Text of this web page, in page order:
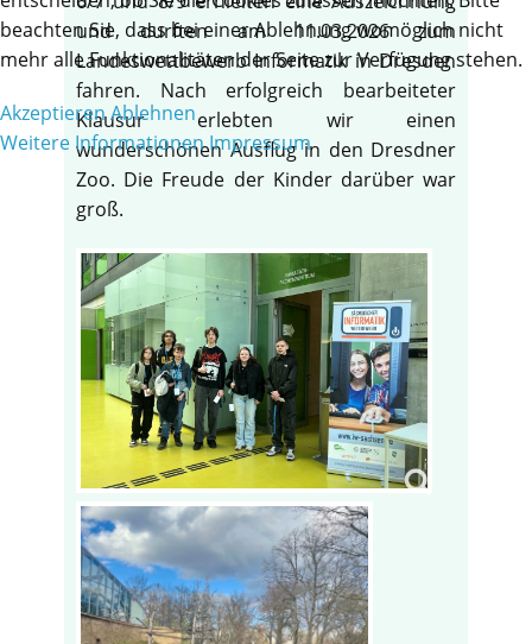
und durften am 11.03.2026 zum
Landeswettbewerb Informatik in Dresden
fahren. Nach erfolgreich bearbeiteter
Klausur erlebten wir einen
wunderschönen Ausflug in den Dresdner
Zoo. Die Freude der Kinder darüber war
groß.
beachten Sie, dass bei einer Ablehnung womöglich nicht
mehr alle Funktionalitäten der Seite zur Verfügung stehen.
AkzeptierenAblehnen
Weitere Informationen Impressum